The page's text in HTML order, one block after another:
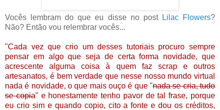
Vocês lembram do que eu disse no post Lilac Flowers?
Não? Então vou relembrar vocês...
"Cada vez que crio um desses tutoriais procuro sempre
pensar em algo que seja de certa forma novidade, que
acrescente alguma coisa à quem faz scrap e outros
artesanatos, é bem verdade que nesse nosso mundo virtual
nada é novidade, o que mais ouço é que "nada se cria, tudo
se copia" e honestamente tenho pavor de tal frase, porque
eu crio sim e quando copio, cito a fonte e dou os créditos,